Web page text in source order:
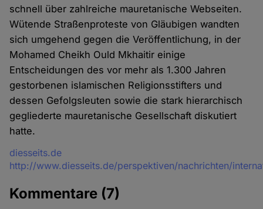
schnell über zahlreiche mauretanische Webseiten.
Wütende Straßenproteste von Gläubigen wandten
sich umgehend gegen die Veröffentlichung, in der
Mohamed Cheikh Ould Mkhaitir einige
Entscheidungen des vor mehr als 1.300 Jahren
gestorbenen islamischen Religionsstifters und
dessen Gefolgsleuten sowie die stark hierarchisch
gegliederte mauretanische Gesellschaft diskutiert
hatte.
Quelle
diesseits.de
http://www.diesseits.de/perspektiven/nachrichten/
Kommentare (7)